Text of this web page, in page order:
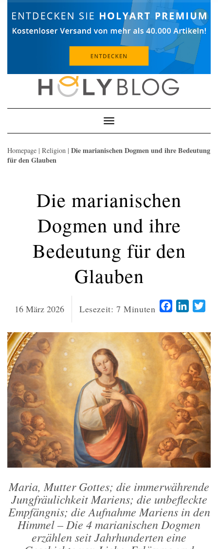
Toggle
Navigation
Homepage | Religion | Die marianischen Dogmen und ihre Bedeutung
für den Glauben
Die marianischen
Dogmen und ihre
Bedeutung für den
Glauben
16 März 2026 Lesezeit: 7 Minuten Facebook
Maria, Mutter Gottes; die immerwährende
Jungfräulichkeit Mariens; die unbefleckte
Empfängnis; die Aufnahme Mariens in den
Himmel – Die 4 marianischen Dogmen
erzählen seit Jahrhunderten eine